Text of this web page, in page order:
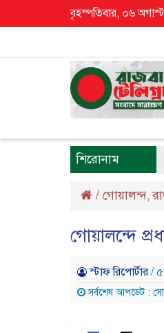
বৃহস্পতিবার, ০৬
শিরোনাম
/ গোয়ালন্দ,
গোয়ালন্দে
স্টাফ রিপোর্টার/
সর্বশেষ আপডেট :